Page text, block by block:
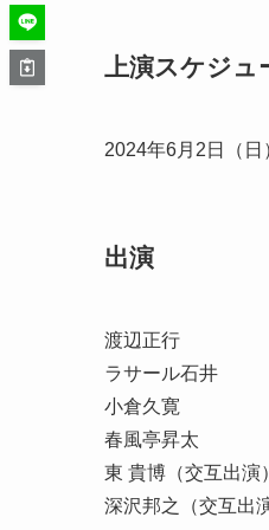
上演スケジュ
2024年6月2日（
出演
渡辺正行
ラサール石井
小倉久寛
春風亭昇太
東 貴博（交互出演）
深沢邦之（交互出